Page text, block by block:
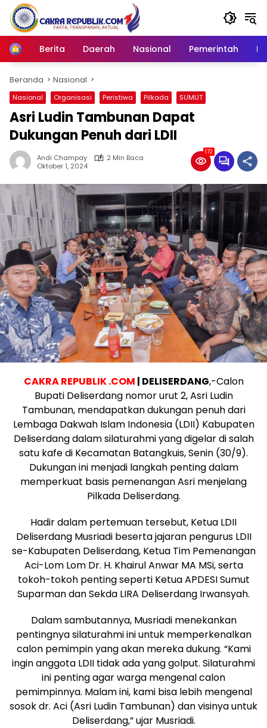
Langsung
konten
Home
Berita Daerah Nasional Pemerintah
Beranda Nasional
Nasional Organisasi Peristiwa Pilkada SUMUT
Asri Ludin Tambunan Dapat
Dukungan Penuh dari LDII
Andi Champay
2 Min Baca
Oktober 1, 2024
172
CAKRA REPUBLIK .COM | DELISERDANG,-Calon
Bupati Deliserdang nomor urut 2, Asri Ludin
Tambunan, mendapatkan dukungan penuh dari
Lembaga Dakwah Islam Indonesia (LDII) Kabupaten
Deliserdang dalam silaturahmi yang digelar di salah
satu kafe di Kecamatan Batangkuis, Senin (30/9).
Dukungan ini menjadi langkah penting dalam
memperkuat basis pemenangan Asri menjelang
Pilkada Deliserdang.
Hadir dalam pertemuan tersebut, Ketua LDII
Deliserdang Musriadi beserta jajaran pengurus LDII
se-Kabupaten Deliserdang, Ketua Tim Pemenangan
Aci-Lom Lom Dr. H. Khairul Anwar MA MSi, serta
tokoh-tokoh penting seperti Ketua APDESI Sumut
Suparman dan Sekda LIRA Deliserdang Irwansyah.
Dalam sambutannya, Musriadi menekankan
pentingnya silaturahmi ini untuk memperkenalkan
calon pemimpin yang akan mereka dukung. “Kami
ingin anggota LDII tidak ada yang golput. Silaturahmi
ini penting agar warga mengenal calon
pemimpinnya. Malam ini, kami bisa lebih mengenal
sosok dr. Aci (Asri Ludin Tambunan) dan visinya untuk
Deliserdang,” ujar Musriadi.